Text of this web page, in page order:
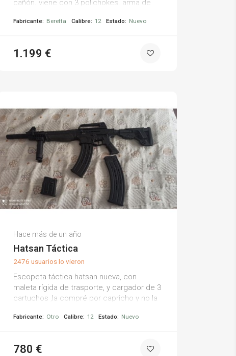
cañón. viene con 3 polichokes. arma de
Fabricante: Beretta Calibre: 12 Estado: Nuevo
1.199 €
Francisco P.
Hace más de un año
Hatsan Táctica
2476 usuarios lo vieron
Escopeta táctica hatsan nueva, con
maleta rígida de trasporte, y cargador de 3
cartuchos ,la compré por capricho y no la
Fabricante: Otro Calibre: 12 Estado: Nuevo
780 €